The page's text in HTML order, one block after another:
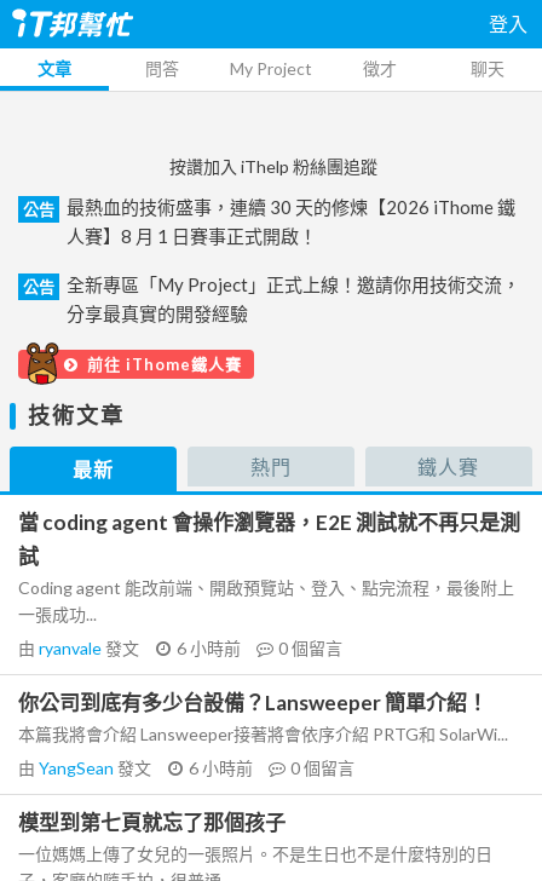
登入
文章 問答 My Project 徵才 聊天
按讚加入 iThelp 粉絲團追蹤
公告
最熱血的技術盛事，連續 30 天的修煉【2026 iThome 鐵
人賽】8 月 1 日賽事正式開啟！
公告
全新專區「My Project」正式上線！邀請你用技術交流，
分享最真實的開發經驗
前往 iThome鐵人賽
技術文章
最新 熱門 鐵人賽
當 coding agent 會操作瀏覽器，E2E 測試就不再只是測
試
Coding agent 能改前端、開啟預覽站、登入、點完流程，最後附上
一張成功...
由 ryanvale發文 6 小時前 0個留言
你公司到底有多少台設備？Lansweeper 簡單介紹！
本篇我將會介紹 Lansweeper接著將會依序介紹 PRTG和 SolarWi...
由 YangSean 發文 6 小時前 0個留言
模型到第七頁就忘了那個孩子
一位媽媽上傳了女兒的一張照片。不是生日也不是什麼特別的日